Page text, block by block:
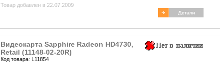
Товар добавлен в 22.07.2009
Видеокарта Sapphire Radeon HD4730,
Retail (11148-02-20R)
Код товара: L11854